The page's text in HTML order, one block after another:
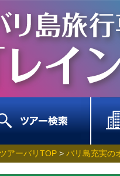
アーバリTOP > バリ島充実の